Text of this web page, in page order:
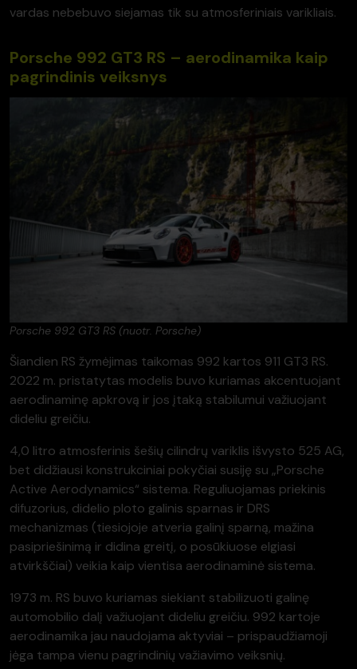
vardas nebebuvo siejamas tik su atmosferiniais varikliais.
Porsche 992 GT3 RS – aerodinamika kaip
pagrindinis veiksnys
Porsche 992 GT3 RS (nuotr. Porsche)
Šiandien RS žymėjimas taikomas 992 kartos 911 GT3 RS.
2022 m. pristatytas modelis buvo kuriamas akcentuojant
aerodinaminę apkrovą ir jos įtaką stabilumui važiuojant
dideliu greičiu.
4,0 litro atmosferinis šešių cilindrų variklis išvysto 525 AG,
bet didžiausi konstrukciniai pokyčiai susiję su „Porsche
Active Aerodynamics“ sistema. Reguliuojamas priekinis
difuzorius, didelio ploto galinis sparnas ir DRS
mechanizmas (tiesiojoje atveria galinį sparną, mažina
pasipriešinimą ir didina greitį, o posūkiuose elgiasi
atvirkščiai) veikia kaip vientisa aerodinaminė sistema.
1973 m. RS buvo kuriamas siekiant stabilizuoti galinę
automobilio dalį važiuojant dideliu greičiu. 992 kartoje
aerodinamika jau naudojama aktyviai – prispaudžiamoji
jėga tampa vienu pagrindinių važiavimo veiksnių.